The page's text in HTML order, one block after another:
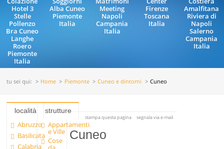
Hotel 3
Stelle
Pollenzo
Bra Cuneo
Langhe
Roero
Piemonte
Italia
Alba Cuneo
Piemonte
Italia
Meeting
Napoli
Campania
Italia
Firenze
Toscana
Italia
Amalfitana
Riviera di
Napoli
Salerno
Campania
Italia
tu sei qui: Home Piemonte Cuneo e dintorni Cuneo
località
Abruzzo
Basilicata
Calabria
strutture
Appartamenti
e Ville
Cose
stampa questa pagina segnala via e-mail
Cuneo